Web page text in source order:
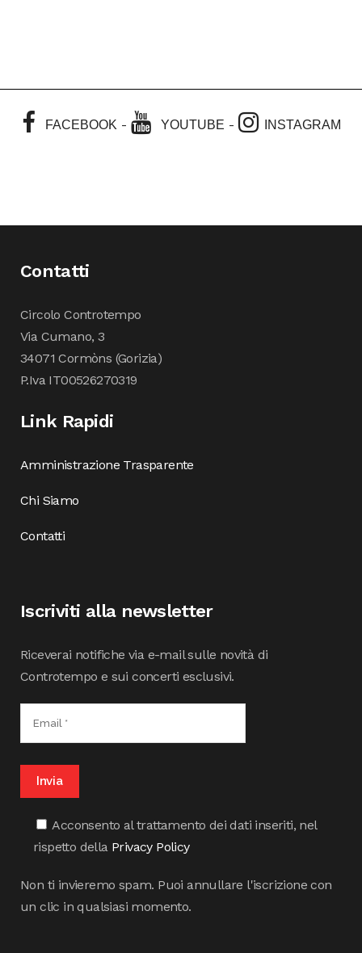
FACEBOOK - YOUTUBE - INSTAGRAM
Contatti
Circolo Controtempo
Via Cumano, 3
34071 Cormòns (Gorizia)
P.Iva IT00526270319
Link Rapidi
Amministrazione Trasparente
Chi Siamo
Contatti
Iscriviti alla newsletter
Riceverai notifiche via e-mail sulle novità di
Controtempo e sui concerti esclusivi.
Acconsento al trattamento dei dati inseriti, nel
rispetto della Privacy Policy
Non ti invieremo spam. Puoi annullare l'iscrizione con
un clic in qualsiasi momento.